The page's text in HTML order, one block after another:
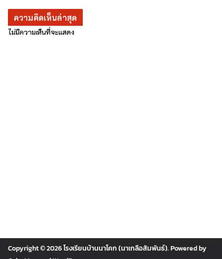
ความคิดเห็นล่าสุด
ไม่มีความเห็นที่จะแสดง
Copyright © 2026โรงเรียนบ้านนาโคก (นาเกลือสัมพันธ์). Powered by